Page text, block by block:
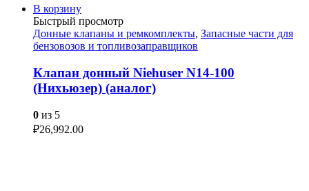
В корзину
Быстрый просмотр
Донные клапаны и ремкомплекты, Запасные части для
бензовозов и топливозаправщиков
Клапан донный Niehuser N14-100
(Нихьюзер) (аналог)
0 из 5
₽26,992.00